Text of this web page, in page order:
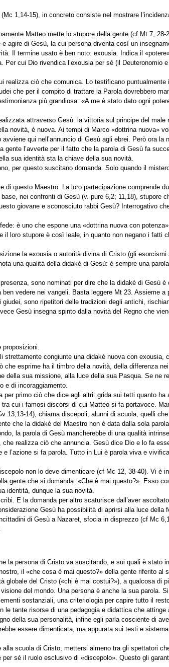
1,14-15), in concreto consiste nel mostrare
Matteo mette lo stupore della gente (cf Mt 7, 28-
agire di Gesù, la cui persona diventa così un
Il termine usato è ben noto: exousia. Indica il
cui Dio rivendica l’exousia per sé (il Deuteronomio
ciò che comunica. Lo testificano puntualmente
che per il compito di trattare la Parola dovrebbero
più grandiosa: «A me è stato dato ogni
attraverso Gesù: la vittoria sul principe del male
novità, è nuova. Ai tempi di Marco «dottrina nuova»
qui nell’annuncio di Gesù agli ebrei. Però ora la
l’avverte per il fatto che la parola di Gesù fa
sua identità sta la chiave della sua novità.
per questo suscitano domanda. Solo quando il
di questo Maestro. La loro partecipazione comprende
nei confronti di Gesù (v. pure 6,2; 11,18), stupore
giovane e sconosciuto rabbi Gesù? Interrogativo
è uno che espone una «dottrina nuova con
loro stupore è così leale, in quanto non negano i fatti
la exousia o autorità divina di Cristo (gli esorcismi
una qualità della didakè di Gesù: è sempre una
sono nominati per dire che la didakè di Gesù
vedere nei vangeli. Basta leggere Mt 23. Assieme a
sono ripetitori delle tradizioni degli antichi,
Gesù insegna spinto dalla novità del Regno che
proposizioni.
congiunte una didakè nuova con exousia,
che esprime ha il timbro della novità, della differenza
della sua missione, alla luce della sua Pasqua. Se ne
e di incoraggiamento.
primo ciò che dice agli altri: grida sui tetti quanto
cui i famosi discorsi di cui Matteo si fa portavoce.
13,13-14), chiama discepoli, alunni di scuola, quelli
che la didakè del Maestro non è data dalla sola
la parola di Gesù mancherebbe di una qualità
realizza ciò che annuncia. Gesù dice Dio e lo fa
l’azione si fa parola. Tutto in Lui è parola viva e
non lo deve dimenticare (cf Mc 12, 38-40). Vi è
gente che si domanda: «Che è mai questo?». Esso
identità, dunque la sua novità.
E la domanda per altro scaturisce dall’aver
Gesù ha possibilità di aprirsi alla luce della
di Gesù a Nazaret, sfocia in disprezzo (cf Mc
la persona di Cristo va suscitando, e sui quali è stato
il «che cosa è mai questo?» della gente riferito al
globale del Cristo («chi è mai costui?»), a qualcosa di
del mondo. Una persona è anche la sua parola.
sostanziali, una criteriologia per capire tutto il
tante risorse di una pedagogia e didattica che attinge
della sua personalità, infine egli parla cosciente di
essere dimenticata, ma appurata sui testi e
scuola di Cristo, mettersi almeno tra gli spettatori
sé il ruolo esclusivo di «discepolo». Questo gli